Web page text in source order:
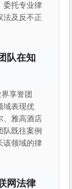
委托专业律
法及反不正
队在知
享誉团
域表现优
、雅高酒店
队既往案例
该领域的律
网法律